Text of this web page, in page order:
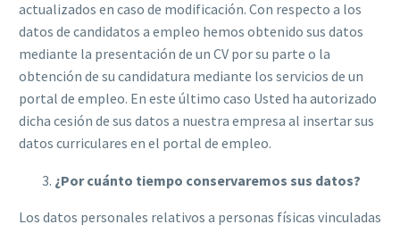
actualizados en caso de modificación. Con respecto a los
datos de candidatos a empleo hemos obtenido sus datos
mediante la presentación de un CV por su parte o la
obtención de su candidatura mediante los servicios de un
portal de empleo. En este último caso Usted ha autorizado
dicha cesión de sus datos a nuestra empresa al insertar sus
datos curriculares en el portal de empleo.
¿Por cuánto tiempo conservaremos sus datos?
Los datos personales relativos a personas físicas vinculadas